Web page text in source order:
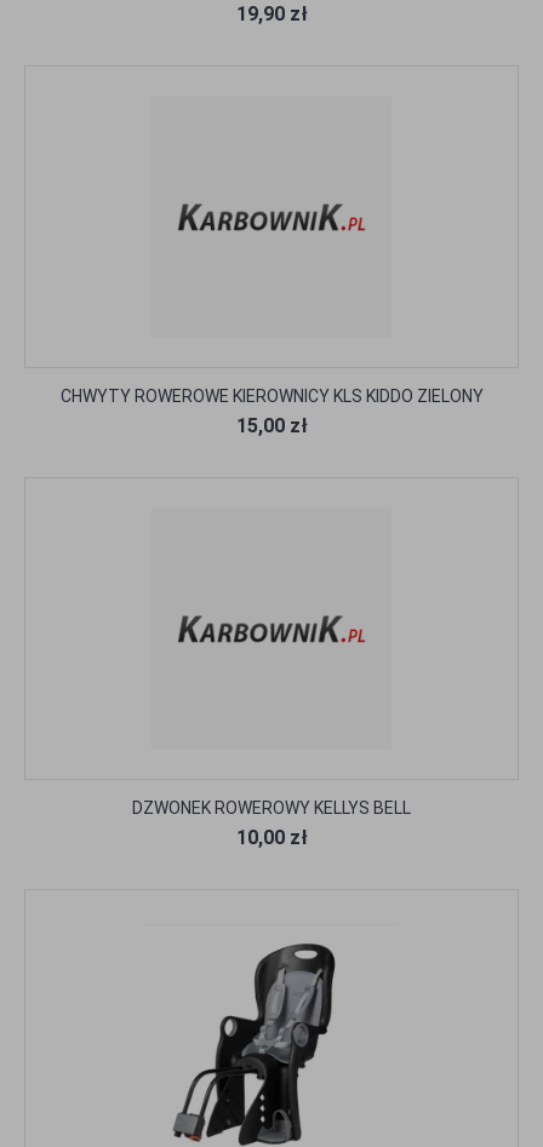
19,90 zł
CHWYTY ROWEROWE KIEROWNICY KLS KIDDO ZIELONY
15,00 zł
DZWONEK ROWEROWY KELLYS BELL
10,00 zł